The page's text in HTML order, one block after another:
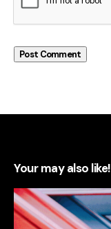
Your may also like!